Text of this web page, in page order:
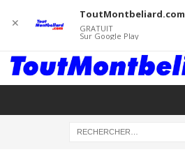
✕
ToutMontbeliard.com
GRATUIT
Sur Google Play